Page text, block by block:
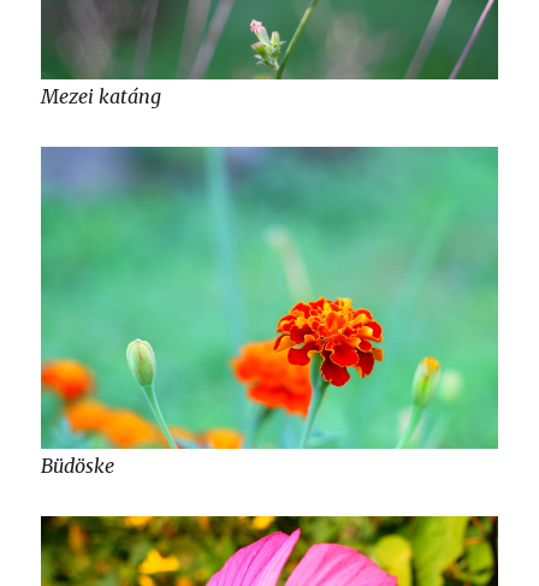
Mezei katáng
Büdöske